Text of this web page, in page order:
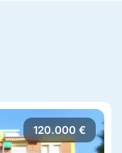
120.000 €